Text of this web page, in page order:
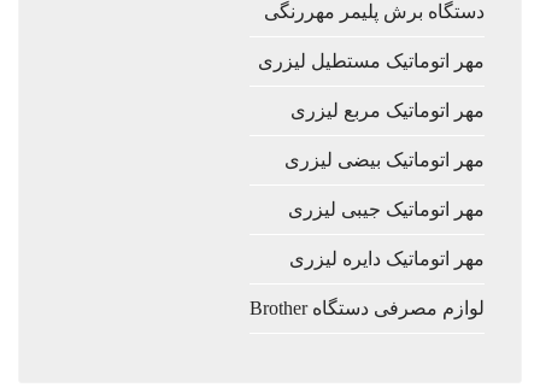
دستگاه برش پلیمر مهررنگی
مهر اتوماتیک مستطیل لیزری
مهر اتوماتیک مربع لیزری
مهر اتوماتیک بیضی لیزری
مهر اتوماتیک جیبی لیزری
مهر اتوماتیک دایره لیزری
لوازم مصرفی دستگاه Brother